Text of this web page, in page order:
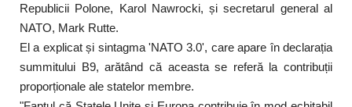
Republicii Polone, Karol Nawrocki, și secretarul general al
NATO, Mark Rutte.
El a explicat și sintagma 'NATO 3.0', care apare în declarația
summitului B9, arătând că aceasta se referă la contribuții
proporționale ale statelor membre.